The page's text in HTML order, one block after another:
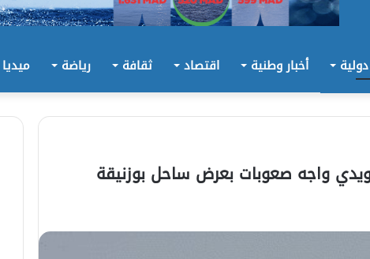
أخبار وطنية اقتصاد ثقافة رياضة ميديا
واجه صعوبات بعرض ساحل بوزنيقة